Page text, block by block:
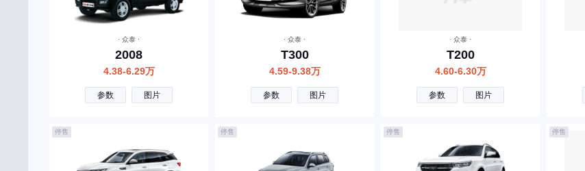
· 众泰 ·
2008
4.38-6.29万
参数 图片
· 众泰 ·
T300
4.59-9.38万
参数 图片
· 众泰 ·
T200
4.60-6.30万
参数 图片
停售 停售 停售 停售
道朗格
丰田